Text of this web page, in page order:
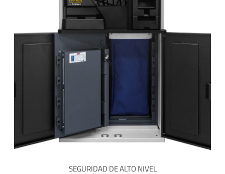
SEGURIDAD DE ALTO NIVEL